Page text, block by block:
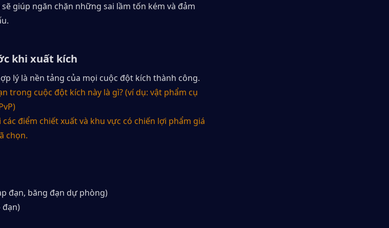
giúp ngăn chặn những sai lầm tốn kém và đảm
khi xuất kích
lý là nền tảng của mọi cuộc đột kích thành công.
trong cuộc đột kích này là gì? (ví dụ: vật phẩm cụ
điểm chiết xuất và khu vực có chiến lợi phẩm giá
chọn.
đạn, băng đạn dự phòng)
đạn)